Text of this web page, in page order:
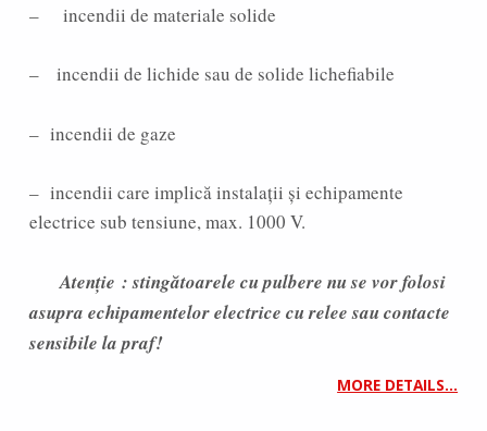
– incendii de materiale solide
– incendii de lichide sau de solide lichefiabile
– incendii de gaze
– incendii care implică instalații și echipamente
electrice sub tensiune, max. 1000 V.
Atenție : stingătoarele cu pulbere nu se vor folosi
asupra echipamentelor electrice cu relee sau contacte
sensibile la praf!
MORE DETAILS…